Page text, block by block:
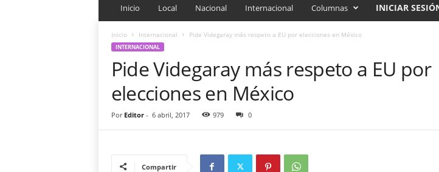
a
Inicio Local Nacional Internacional Columnas INICIAR
Inicio Internacional Pide Videgaray más respeto a EU por elecciones en México
INTERNACIONAL
Pide Videgaray más respeto a EU por
elecciones en México
Por Editor- 6 abril, 2017 979 0
Compartir